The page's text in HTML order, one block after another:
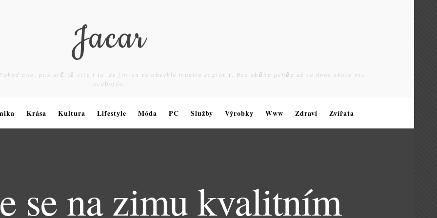
Jacar
ano, pak určitě víte i to, že jim za to obvykle musíte zaplatit. Bez oběhu peněz už se dnes skoro nic
neobejde.
Krása Kultura Lifestyle Móda PC Služby Výrobky Www Zdraví Zvířata
se na zimu kvalitním